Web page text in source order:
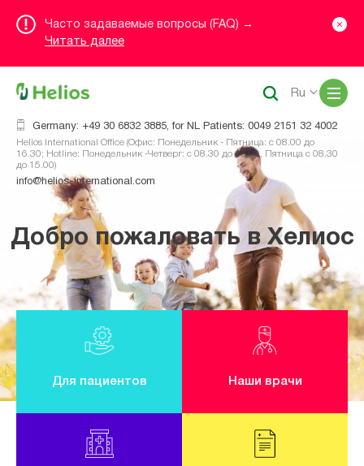
Часто задаваемые вопросы (FAQ) →
Читать далее
Germany: +49 30 6832 3885, for NL Patients: 0049 2151 32 4002
Helios International Office (Офис: Понедельник - Пятница: с 08.00 до
16.30; Hotline: Понедельник -Четверг: с 08.30 до 16.00, Пятница с 08.30
до 15.00)
info@helios-international.com
Ru
Добро пожаловать в Хелиос
Для пациентов Наши врачи